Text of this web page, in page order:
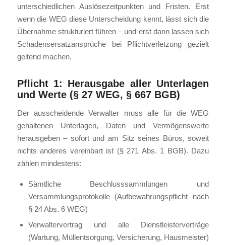
unterschiedlichen Auslösezeitpunkten und Fristen. Erst
wenn die WEG diese Unterscheidung kennt, lässt sich die
Übernahme strukturiert führen – und erst dann lassen sich
Schadensersatzansprüche bei Pflichtverletzung gezielt
geltend machen.
Pflicht 1: Herausgabe aller Unterlagen
und Werte (§ 27 WEG, § 667 BGB)
Der ausscheidende Verwalter muss alle für die WEG
gehaltenen Unterlagen, Daten und Vermögenswerte
herausgeben – sofort und am Sitz seines Büros, soweit
nichts anderes vereinbart ist (§ 271 Abs. 1 BGB). Dazu
zählen mindestens:
Sämtliche Beschlusssammlungen und
Versammlungsprotokolle (Aufbewahrungspflicht nach
§ 24 Abs. 6 WEG)
Verwaltervertrag und alle Dienstleisterverträge
(Wartung, Müllentsorgung, Versicherung, Hausmeister)